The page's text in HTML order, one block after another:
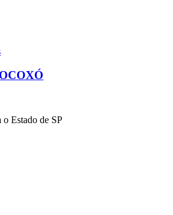
Estado de SP